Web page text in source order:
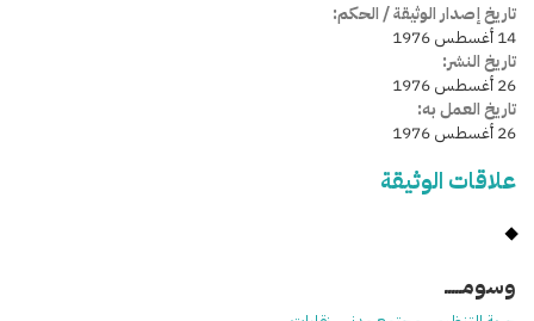
تاريخ إصدار الوثيقة / الحكم:
14 أغسطس 1976
تاريخ النشر:
26 أغسطس 1976
تاريخ العمل به:
26 أغسطس 1976
علاقات الوثيقة
وسومـــــ